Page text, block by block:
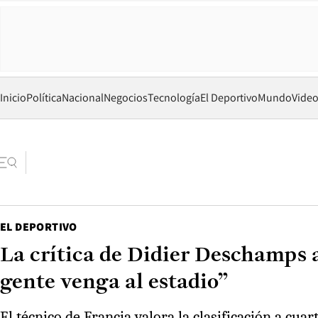
InicioPolíticaNacionalNegociosTecnologíaEl DeportivoMundo
EL DEPORTIVO
La crítica de Didier Deschamps
gente venga al estadio”